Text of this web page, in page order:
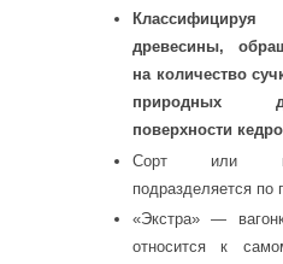
древесины,
на количество
природных
поверхности
Сорт или
подразделяется по
«Экстра» —
относится к